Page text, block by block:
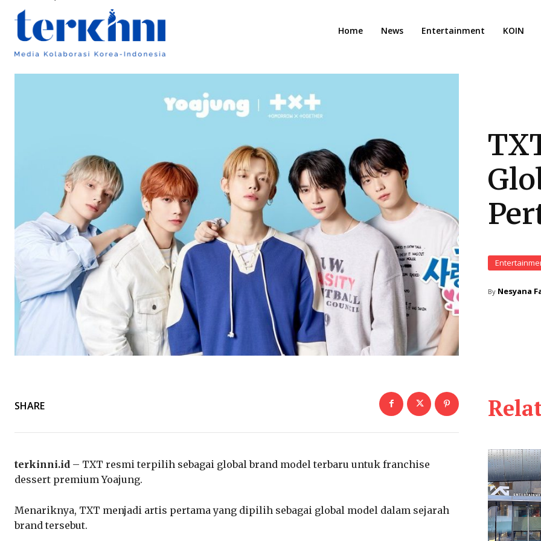
Home News Entertainment KOIN
By Nesyana
SHARE
terkinni.id – TXT resmi terpilih sebagai global brand model terbaru untuk franchise
dessert premium Yoajung.
Menariknya, TXT menjadi artis pertama yang dipilih sebagai global model dalam sejarah
brand tersebut.